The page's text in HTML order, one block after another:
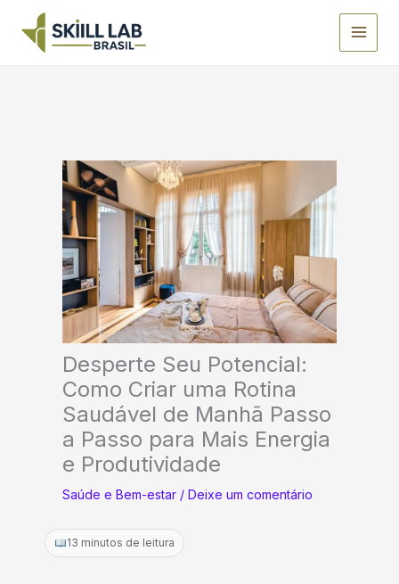
para
Desperte Seu Potencial:
Como Criar uma Rotina
Saudável de Manhã Passo
a Passo para Mais Energia
e Produtividade
Saúde e Bem-estar / Deixe um comentário
13 minutos de leitura